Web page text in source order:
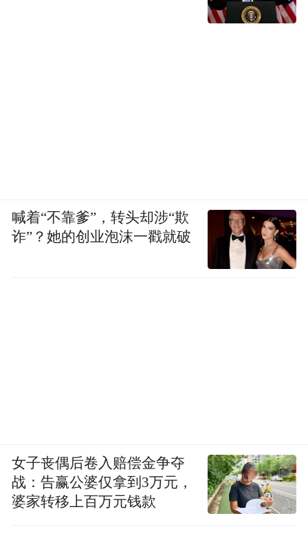
喊着“不靠爹”，转头却涉“欺
诈”？她的创业泡沫一戳就破
女子丧偶后卷入赔偿金争夺
战：告赢公婆仅拿到3万元，
婆家转移上百万元钱款